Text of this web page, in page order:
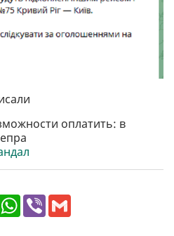
оплатить: в
W
h
V